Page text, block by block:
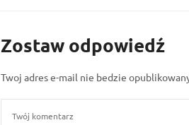
Zostaw odpowiedź
Twoj adres e-mail nie bedzie